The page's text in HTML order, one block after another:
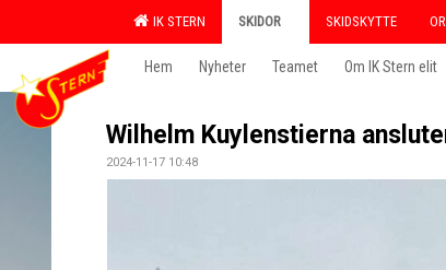
IK STERN SKIDOR SKIDSKYTTE
Hem Nyheter Teamet Om IK Stern elit
Wilhelm Kuylenstierna
2024-11-17 10:48